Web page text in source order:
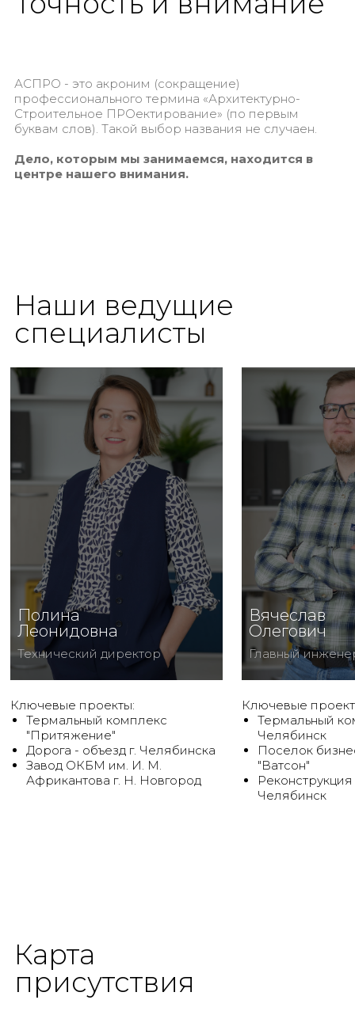
АСПРО - это акроним (сокращение)
профессионального термина «Архитектурно-
Строительное ПРОектирование» (по первым
буквам слов). Такой выбор названия не случаен.
Дело, которым мы занимаемся, находится в
центре нашего внимания.
Наши ведущие
специалисты
Вячеслав
Олегович
Главный
Ключевые
Термальный
Челябинск
Поселок
"Ватсон"
Челябинск
Полина
Леонидовна
Технический директор
Ключевые проекты:
Термальный комплекс
"Притяжение"
Дорога - объезд г. Челябинска
Завод ОКБМ им. И. М.
Африкантова г. Н. Новгород
Карта
присутствия